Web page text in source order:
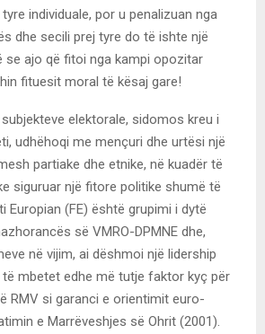
individuale, por u penalizuan nga
dhe secili prej tyre do të ishte një
se ajo që fitoi nga kampi opozitar
fituesit moral të kësaj gare!
elektorale, sidomos kreu i
udhëhoqi me mençuri dhe urtësi një
partiake dhe etnike, në kuadër të
siguruar një fitore politike shumë të
Europian (FE) është grupimi i dytë
së VMRO-DPMNE dhe,
në vijim, ai dëshmoi një lidership
mbetet edhe më tutje faktor kyç për
RMV si garanci e orientimit euro-
e Marrëveshjes së Ohrit (2001).